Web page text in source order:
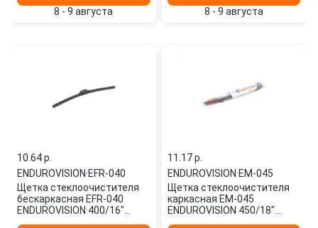
8 - 9 августа 8 - 9 августа
10.64 p.
ENDUROVISION·EFR-040
Щетка стеклоочистителя
бескаркасная EFR-040
ENDUROVISION 400/16"
11.17 p.
ENDUROVISION·EM-045
Щетка стеклоочистителя
каркасная EM-045
ENDUROVISION 450/18"